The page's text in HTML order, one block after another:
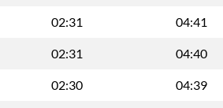
02:31 04:41
02:31 04:40
02:30 04:39